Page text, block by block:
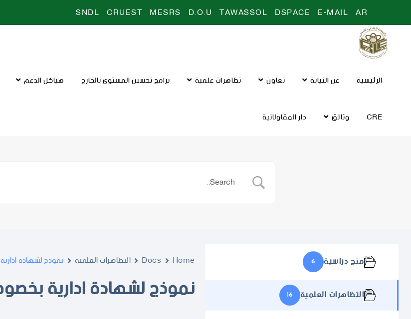
AR
E-MAIL
DSPACE
TAWASSOL
D.O.U
MESRS
CRUEST
SNDL
الرئيسية عن النيابة تعاون تظاهرات علمية برامج تحسين المستوى بالخارج هياكل الدعم
CRE وثائق دار المقاولاتية
منح دراسية 6
التظاهرات العلمية 16
Home
Docs التظاهرات العلمية نموذج لشهادة
نموذج لشهادة ادارية